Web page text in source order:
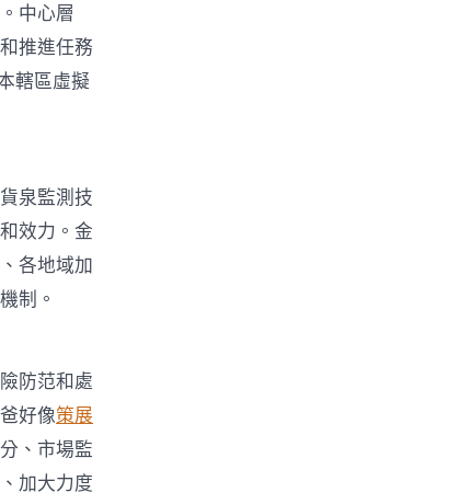
中心層
推進任務
轄區虛擬
泉監測技
效力。金
各地域加
制。
防范和處
好像策展
、市場監
加大力度